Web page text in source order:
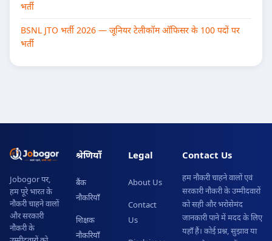
भर्ती
BSNL JTO भर्ती 2026 — जूनियर टेलीकॉम ऑफिसर के 100 पदों पर
भर्ती
Jobogor पर,
हम पूरे भारत के
नौकरी चाहने वालों
और सरकारी
नौकरी के
श्रेणियाँ
बैंक
नौकरियाँ
शिक्षक
नौकरियाँ
Legal
About Us
Contact
Us
Contact Us
हम नौकरी चाहने वालों एवं
सरकारी नौकरी के उम्मीदवारों
को सही और भरोसेमंद
जानकारी पाने में मदद के लिए
यहाँ हैं। कोई प्रश्न, सुझाव या